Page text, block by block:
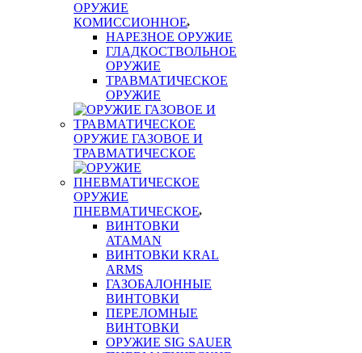
ОРУЖИЕ
КОМИССИОННОЕ
НАРЕЗНОЕ ОРУЖИЕ
ГЛАДКОСТВОЛЬНОЕ
ОРУЖИЕ
ТРАВМАТИЧЕСКОЕ
ОРУЖИЕ
ОРУЖИЕ ГАЗОВОЕ И
ТРАВМАТИЧЕСКОЕ
ОРУЖИЕ
ПНЕВМАТИЧЕСКОЕ
ВИНТОВКИ
ATAMAN
ВИНТОВКИ KRAL
ARMS
ГАЗОБАЛОННЫЕ
ВИНТОВКИ
ПЕРЕЛОМНЫЕ
ВИНТОВКИ
ОРУЖИЕ SIG SAUER